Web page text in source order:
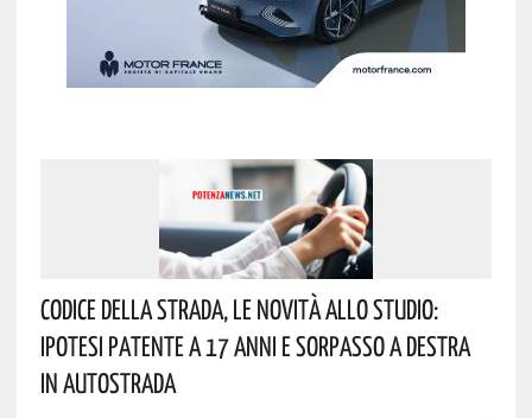
Codice Della Strada, Le Novità Allo Studio:
Ipotesi Patente A 17 Anni E Sorpasso A Destra
In Autostrada